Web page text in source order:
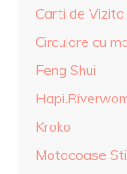
Carti de Vizita
Circulare cu
Feng Shui
Kroko
Motocoase